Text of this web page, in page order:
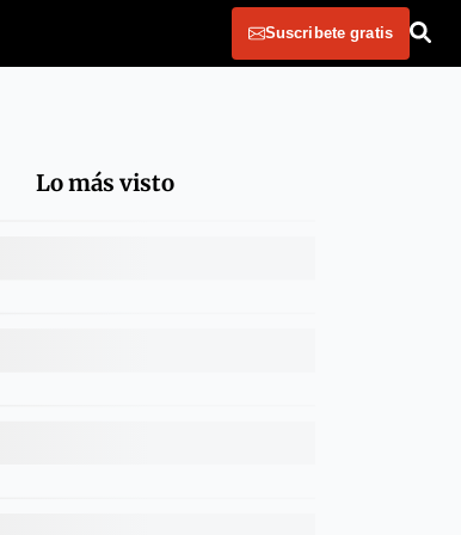
Suscribete gratis
Lo más visto